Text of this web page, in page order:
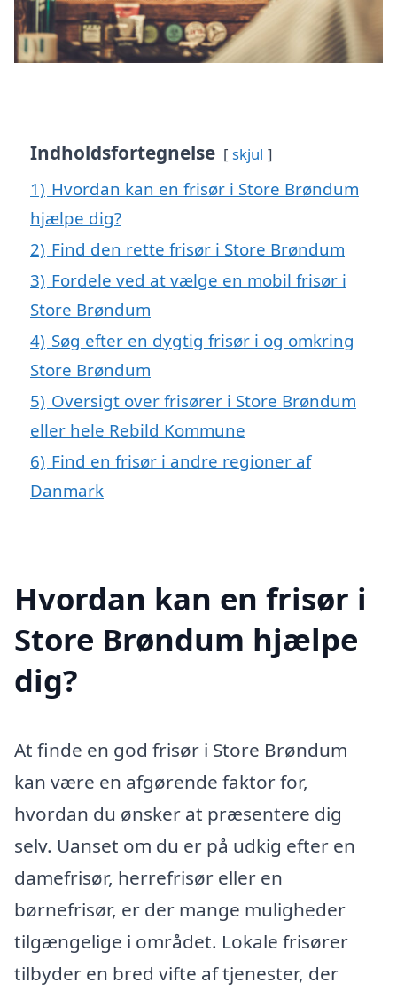
Indholdsfortegnelse skjul
1) Hvordan kan en frisør i Store Brøndum
hjælpe dig?
2) Find den rette frisør i Store Brøndum
3) Fordele ved at vælge en mobil frisør i
Store Brøndum
4) Søg efter en dygtig frisør i og omkring
Store Brøndum
5) Oversigt over frisører i Store Brøndum
eller hele Rebild Kommune
6) Find en frisør i andre regioner af
Danmark
Hvordan kan en frisør i
Store Brøndum hjælpe
dig?
At finde en god frisør i Store Brøndum
kan være en afgørende faktor for,
hvordan du ønsker at præsentere dig
selv. Uanset om du er på udkig efter en
damefrisør, herrefrisør eller en
børnefrisør, er der mange muligheder
tilgængelige i området. Lokale frisører
tilbyder en bred vifte af tjenester, der